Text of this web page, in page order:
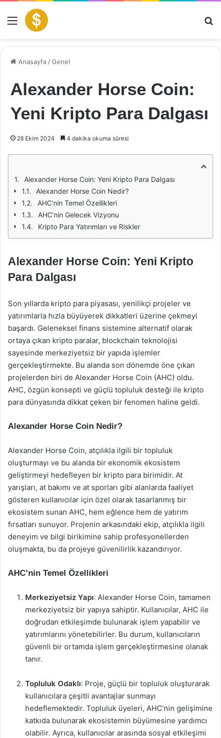
Menü
Anasayfa /Genel
Alexander Horse Coin:
Yeni Kripto Para Dalgası
28 Ekim 2024 4 dakika okuma süresi
Alexander Horse Coin: Yeni Kripto Para Dalgası
Alexander Horse Coin Nedir?
AHC’nin Temel Özellikleri
AHC’nin Gelecek Vizyonu
Kripto Para Yatırımları ve Riskler
Alexander Horse Coin: Yeni Kripto
Para Dalgası
Son yıllarda kripto para piyasası, yenilikçi projeler ve
yatırımlarla hızla büyüyerek dikkatleri üzerine çekmeyi
başardı. Geleneksel finans sistemine alternatif olarak
ortaya çıkan kripto paralar, blockchain teknolojisi
sayesinde merkeziyetsiz bir yapıda işlemler
gerçekleştirmekte. Bu alanda son dönemde öne çıkan
projelerden biri de Alexander Horse Coin (AHC) oldu.
AHC, özgün konsepti ve güçlü topluluk desteği ile kripto
para dünyasında dikkat çeken bir fenomen haline geldi.
Alexander Horse Coin Nedir?
Alexander Horse Coin, atçılıkla ilgili bir topluluk
oluşturmayı ve bu alanda bir ekonomik ekosistem
geliştirmeyi hedefleyen bir kripto para birimidir. At
yarışları, at bakımı ve at sporları gibi alanlarda faaliyet
gösteren kullanıcılar için özel olarak tasarlanmış bir
ekosistem sunan AHC, hem eğlence hem de yatırım
fırsatları sunuyor. Projenin arkasındaki ekip, atçılıkla ilgili
deneyim ve bilgi birikimine sahip profesyonellerden
oluşmakta, bu da projeye güvenilirlik kazandırıyor.
AHC’nin Temel Özellikleri
Merkeziyetsiz Yapı: Alexander Horse Coin, tamamen
merkeziyetsiz bir yapıya sahiptir. Kullanıcılar, AHC ile
doğrudan etkileşimde bulunarak işlem yapabilir ve
yatırımlarını yönetebilirler. Bu durum, kullanıcıların
güvenli bir ortamda işlem gerçekleştirmesine olanak
tanır.
Topluluk Odaklı: Proje, güçlü bir topluluk oluşturarak
kullanıcılara çeşitli avantajlar sunmayı
hedeflemektedir. Topluluk üyeleri, AHC’nin gelişimine
katkıda bulunarak ekosistemin büyümesine yardımcı
olabilir. Ayrıca, kullanıcılar arasında sosyal etkileşimi